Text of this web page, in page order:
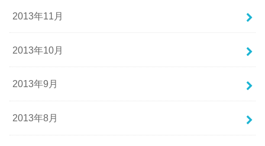
2013年11月
2013年10月
2013年9月
2013年8月